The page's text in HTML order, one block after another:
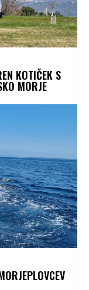
KOTIČEK S
MORJE